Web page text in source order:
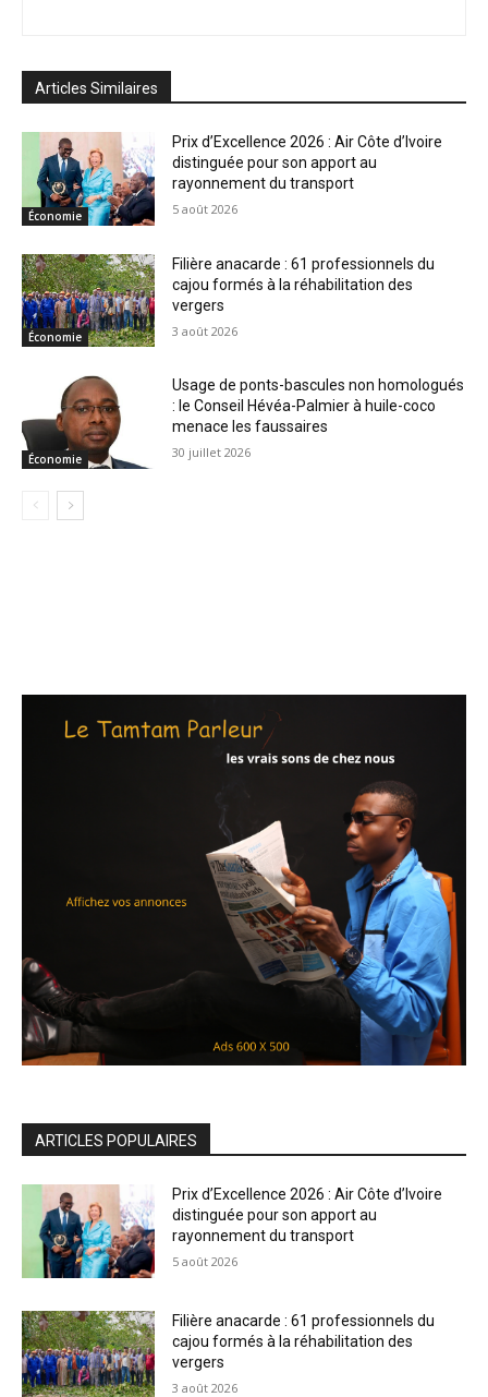
Articles Similaires
Économie
Prix d’Excellence 2026 : Air Côte d’Ivoire
distinguée pour son apport au
rayonnement du transport
5 août 2026
Économie
Filière anacarde : 61 professionnels du
cajou formés à la réhabilitation des
vergers
3 août 2026
Économie
Usage de ponts-bascules non homologués
: le Conseil Hévéa-Palmier à huile-coco
menace les faussaires
30 juillet 2026
ARTICLES POPULAIRES
Prix d’Excellence 2026 : Air Côte d’Ivoire
distinguée pour son apport au
rayonnement du transport
5 août 2026
Filière anacarde : 61 professionnels du
cajou formés à la réhabilitation des
vergers
3 août 2026